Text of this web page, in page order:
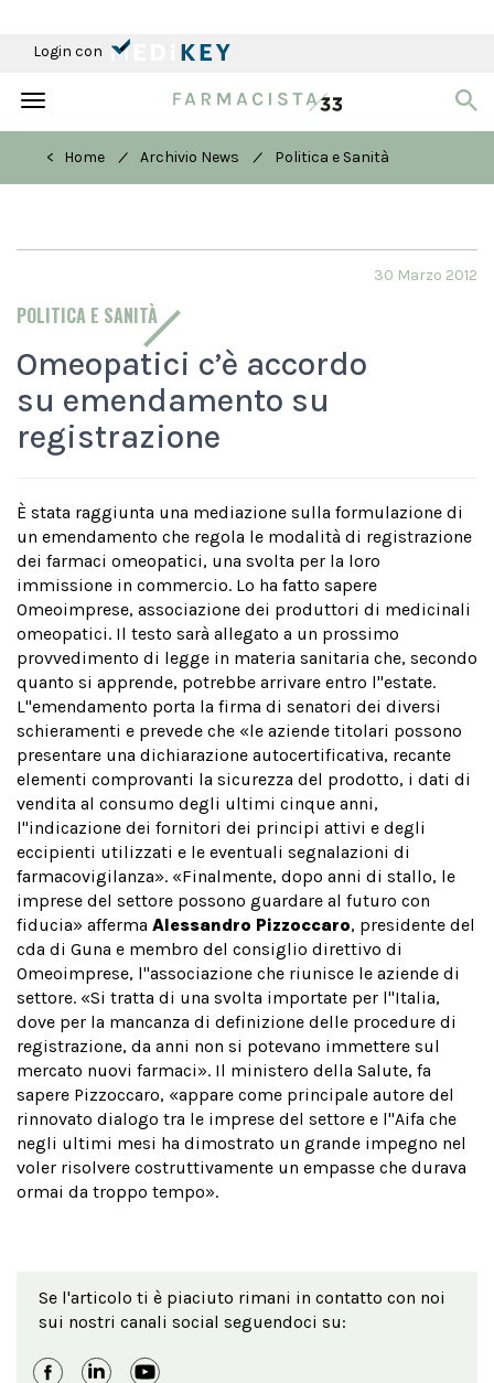
Login con
Toggle
< Home
/ Archivio News / Politica e Sanità
POLITICA E SANITÀ
30 Marzo 2012
Omeopatici c’è accordo
su emendamento su
registrazione
È stata raggiunta una mediazione sulla formulazione di
un emendamento che regola le modalità di registrazione
dei farmaci omeopatici, una svolta per la loro
immissione in commercio. Lo ha fatto sapere
Omeoimprese, associazione dei produttori di medicinali
omeopatici. Il testo sarà allegato a un prossimo
provvedimento di legge in materia sanitaria che, secondo
quanto si apprende, potrebbe arrivare entro l''estate.
L''emendamento porta la firma di senatori dei diversi
schieramenti e prevede che «le aziende titolari possono
presentare una dichiarazione autocertificativa, recante
elementi comprovanti la sicurezza del prodotto, i dati di
vendita al consumo degli ultimi cinque anni,
l''indicazione dei fornitori dei principi attivi e degli
eccipienti utilizzati e le eventuali segnalazioni di
farmacovigilanza». «Finalmente, dopo anni di stallo, le
imprese del settore possono guardare al futuro con
fiducia» afferma Alessandro Pizzoccaro, presidente del
cda di Guna e membro del consiglio direttivo di
Omeoimprese, l''associazione che riunisce le aziende di
settore. «Si tratta di una svolta importate per l''Italia,
dove per la mancanza di definizione delle procedure di
registrazione, da anni non si potevano immettere sul
mercato nuovi farmaci». Il ministero della Salute, fa
sapere Pizzoccaro, «appare come principale autore del
rinnovato dialogo tra le imprese del settore e l''Aifa che
negli ultimi mesi ha dimostrato un grande impegno nel
voler risolvere costruttivamente un empasse che durava
ormai da troppo tempo».
Se l'articolo ti è piaciuto rimani in contatto con noi
sui nostri canali social seguendoci su: